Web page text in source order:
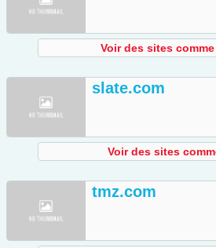
Voir des sites
slate.com
Voir des sites
tmz.com